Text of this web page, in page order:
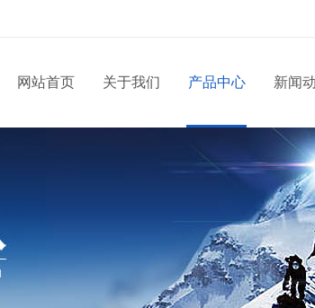
网站首页 关于我们 产品中心 新闻